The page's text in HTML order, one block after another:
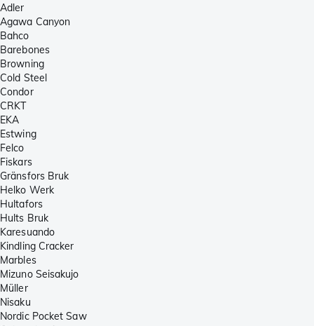
Adler
Agawa Canyon
Bahco
Barebones
Browning
Cold Steel
Condor
CRKT
EKA
Estwing
Felco
Fiskars
Gränsfors Bruk
Helko Werk
Hultafors
Hults Bruk
Karesuando
Kindling Cracker
Marbles
Mizuno Seisakujo
Müller
Nisaku
Nordic Pocket Saw